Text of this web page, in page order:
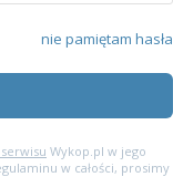
nie pamiętam hasła
Wykop.pl w jego
w całości, prosimy